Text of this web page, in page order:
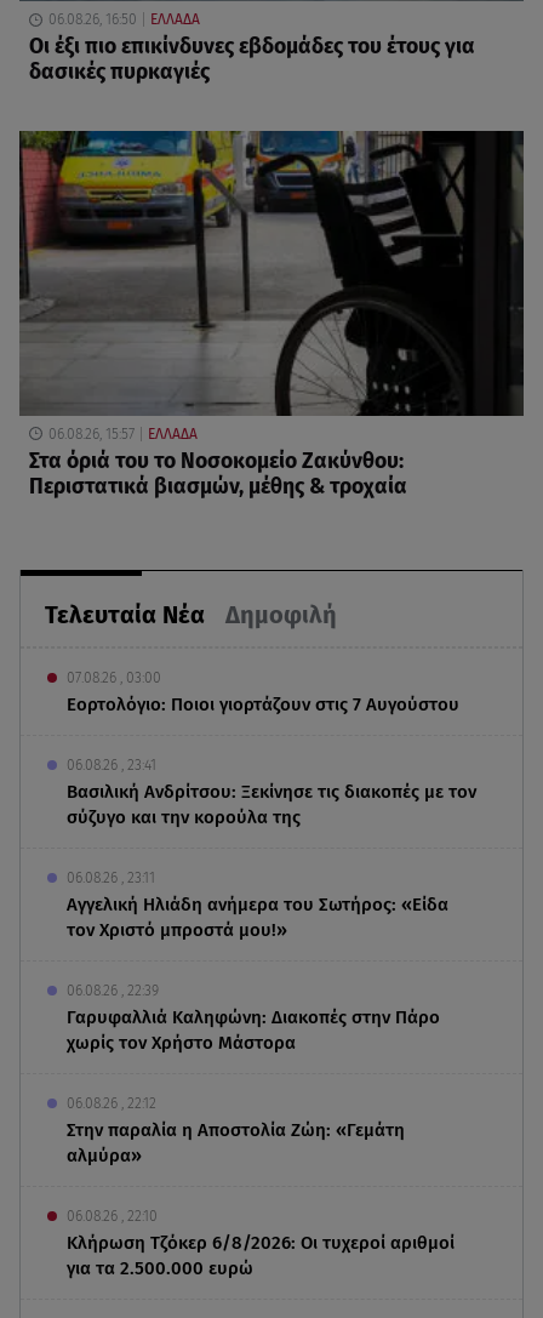
Τελευταία Νέα Δημοφιλή
07.08.26 , 03:00
Εορτολόγιο: Ποιοι γιορτάζουν στις 7 Αυγούστου
06.08.26 , 23:41
Βασιλική Ανδρίτσου: Ξεκίνησε τις διακοπές με τον
σύζυγο και την κορούλα της
06.08.26 , 23:11
Αγγελική Ηλιάδη ανήμερα του Σωτήρος: «Είδα
τον Χριστό μπροστά μου!»
06.08.26 , 22:39
Γαρυφαλλιά Καληφώνη: Διακοπές στην Πάρο
χωρίς τον Χρήστο Μάστορα
06.08.26 , 22:12
Στην παραλία η Αποστολία Ζώη: «Γεμάτη
αλμύρα»
06.08.26 , 22:10
Κλήρωση Τζόκερ 6/8/2026: Οι τυχεροί αριθμοί
για τα 2.500.000 ευρώ
06.08.26, 16:50 ΕΛΛΑΔΑ
Οι έξι πιο επικίνδυνες εβδομάδες του έτους για
δασικές πυρκαγιές
06.08.26, 15:57 ΕΛΛΑΔΑ
Στα όριά του το Νοσοκομείο Ζακύνθου:
Περιστατικά βιασμών, μέθης & τροχαία